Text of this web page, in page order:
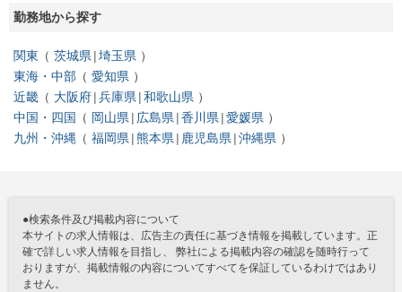
勤務地から探す
関東 茨城県 埼玉県
東海・中部
愛知県
近畿
大阪府 兵庫県 和歌山県
中国・四国
岡山県 広島県 香川県 愛媛県
九州・沖縄
福岡県 熊本県 鹿児島県 沖縄県
●検索条件及び掲載内容について
本サイトの求人情報は、広告主の責任に基づき情報を掲載しています。正
確で詳しい求人情報を目指し、 弊社による掲載内容の確認を随時行って
おりますが、掲載情報の内容についてすべてを保証しているわけではあり
ません。